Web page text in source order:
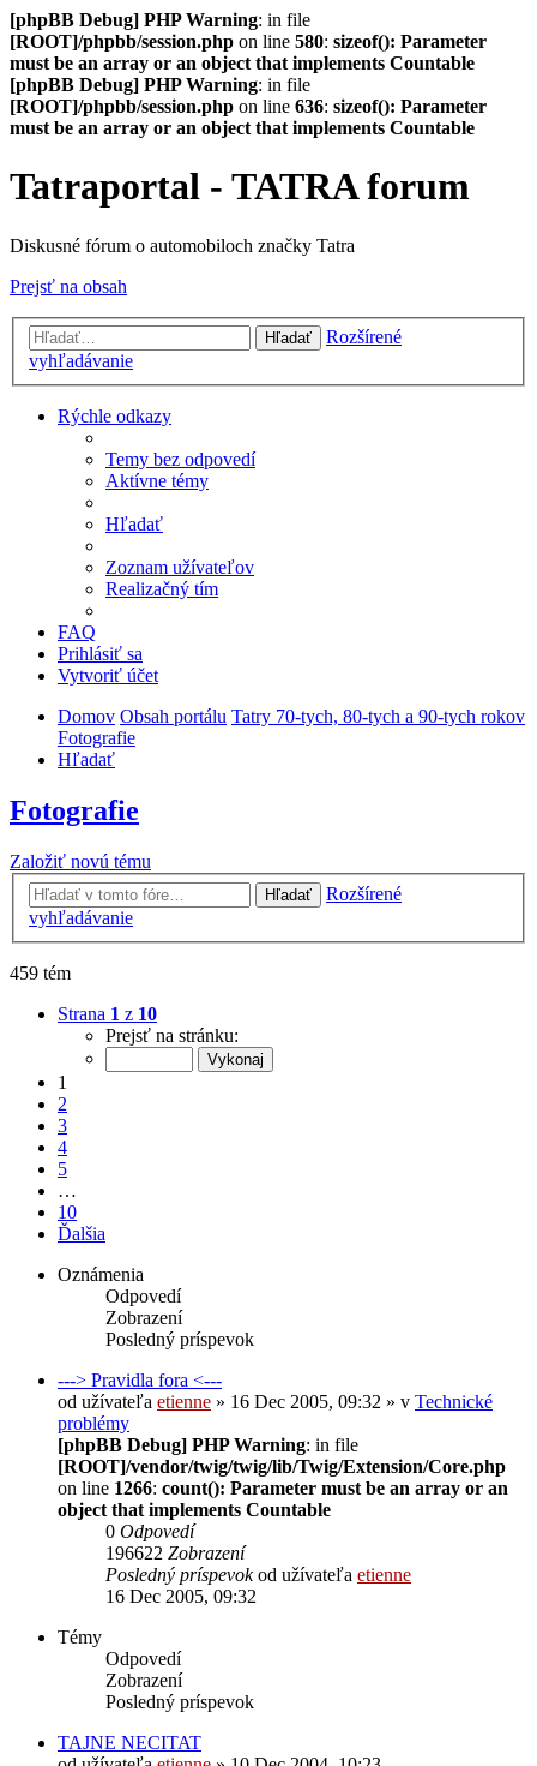
[phpBB Debug] PHP Warning: in file
[ROOT]/phpbb/session.php on line 580: sizeof(): Parameter
must be an array or an object that implements Countable
[phpBB Debug] PHP Warning: in file
[ROOT]/phpbb/session.php on line 636: sizeof(): Parameter
must be an array or an object that implements Countable
Tatraportal - TATRA forum
Diskusné fórum o automobiloch značky Tatra
Prejsť na obsah
Hľadať
Rozšírené
vyhľadávanie
Rýchle odkazy
Temy bez odpovedí
Aktívne témy
Hľadať
Zoznam užívateľov
Realizačný tím
FAQ
Prihlásiť sa
Vytvoriť účet
Domov Obsah portálu Tatry 70-tych, 80-tych a 90-tych rokov
Fotografie
Hľadať
Fotografie
Založiť novú tému
Hľadať
Rozšírené
vyhľadávanie
459 tém
Strana 1 z 10
Prejsť na stránku:
1
2
3
4
5
…
10
Ďalšia
Oznámenia
Odpovedí
Zobrazení
Posledný príspevok
---> Pravidla fora <---
od užívateľa etienne » 16 Dec 2005, 09:32 » v Technické
problémy
[phpBB Debug] PHP Warning: in file
[ROOT]/vendor/twig/twig/lib/Twig/Extension/Core.php
on line 1266: count(): Parameter must be an array or an
object that implements Countable
0 Odpovedí
196622 Zobrazení
Posledný príspevokod užívateľa etienne
16 Dec 2005, 09:32
Témy
Odpovedí
Zobrazení
Posledný príspevok
TAJNE NECITAT